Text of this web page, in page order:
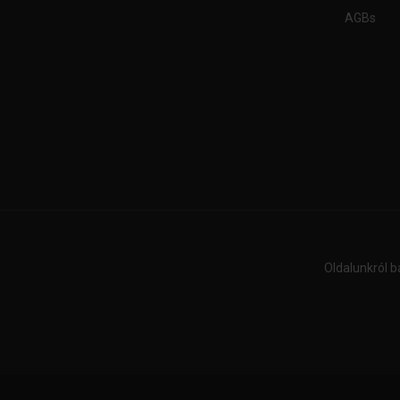
AGBs
Oldalunkról